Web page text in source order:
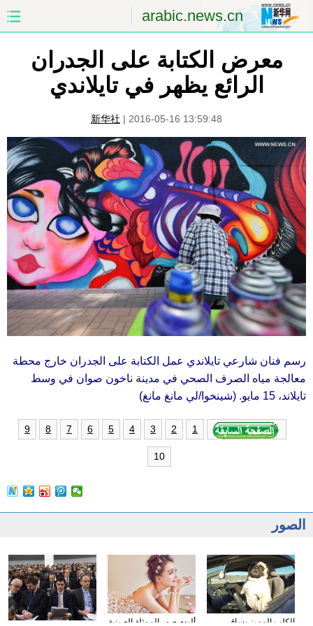
arabic.news.cn
الصين الصفحة الأولى
الشرق الأوسط العالم
الاقتصاد
العلوم والصحة الثقافة والتعليم
الرياضة السياحة والبيئة
مؤتمر صحفى للخارجية الصور
معرض الكتابة على الجدران
الرائع يظهر في تايلاندي
新华社 | 2016-05-16 13:59:48
رسم فنان شارعي تايلاندي عمل الكتابة على الجدران خارج محطة
معالجة مياه الصرف الصحي في مدينة ناخون صوان في وسط
تايلاند، 15 مايو. (شينخوا/لي مانغ مانغ)
1
2
3
4
5
6
7
8
9
10
الصور
ألبوم صور الممثلة الصينية الكلب المميز يساق